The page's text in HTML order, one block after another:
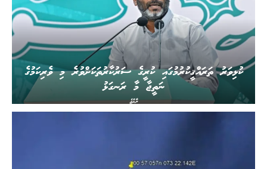
ރާއްޖެ
ކުޅިވަރު ތަރައްޤީކުރުމުގައި ކުރީގެ ސަރުކާރުތަކަށްވުރެ މި ވެރިކަމުގެ
ނަތީޖާ މާ ރަނގަޅު